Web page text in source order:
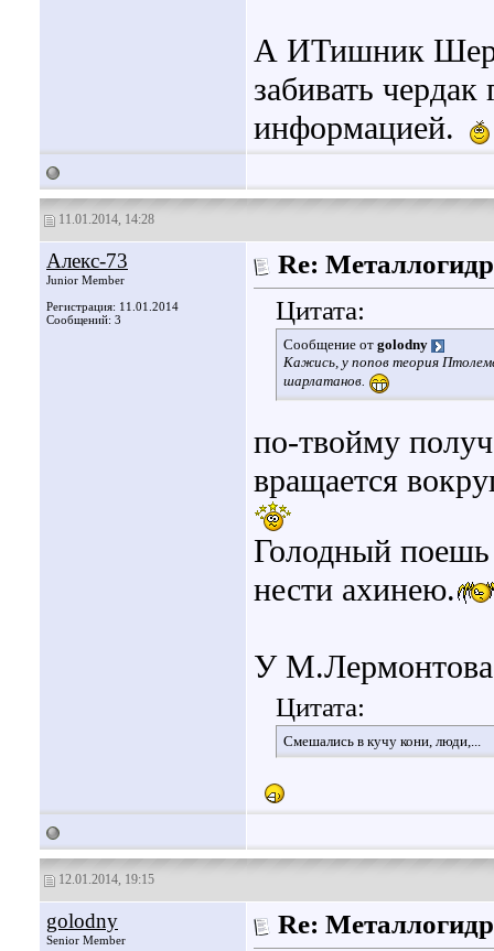
А ИТишник
забивать
информацией.
11.01.2014, 14:28
Алекс-73
Junior Member
Регистрация: 11.01.2014
Сообщений: 3
Re:
Цитата:
Сообщение от golodny
Кажись, у попов теория
шарлатанов.
по-твойму
вращается
Голодный поешь
нести ахинею.
У М.Лермонтова
Цитата:
Смешались в кучу кони, люди,...
12.01.2014, 19:15
golodny
Senior Member
Re: